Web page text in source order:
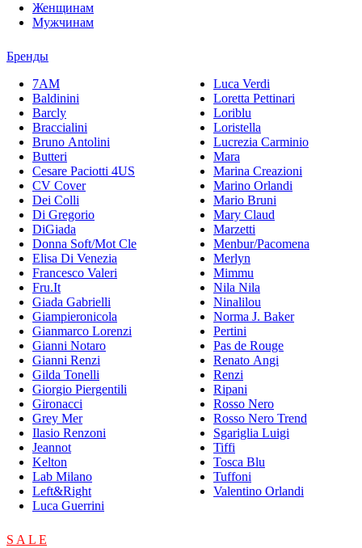
Женщинам
Мужчинам
Бренды
7AM
Baldinini
Barcly
Braccialini
Bruno Antolini
Butteri
Cesare Paciotti 4US
CV Cover
Dei Colli
Di Gregorio
DiGiada
Donna Soft/Mot Cle
Elisa Di Venezia
Francesco Valeri
Fru.It
Giada Gabrielli
Giampieronicola
Gianmarco Lorenzi
Gianni Notaro
Gianni Renzi
Gilda Tonelli
Giorgio Piergentili
Gironacci
Grey Mer
Ilasio Renzoni
Jeannot
Kelton
Lab Milano
Left&Right
Luca Guerrini
Luca Verdi
Loretta Pettinari
Loriblu
Loristella
Lucrezia Carminio
Mara
Marina Creazioni
Marino Orlandi
Mario Bruni
Mary Claud
Marzetti
Menbur/Pacomena
Merlyn
Mimmu
Nila Nila
Ninalilou
Norma J. Baker
Pertini
Pas de Rouge
Renato Angi
Renzi
Ripani
Rosso Nero
Rosso Nero Trend
Sgariglia Luigi
Tiffi
Tosca Blu
Tuffoni
Valentino Orlandi
S A L E